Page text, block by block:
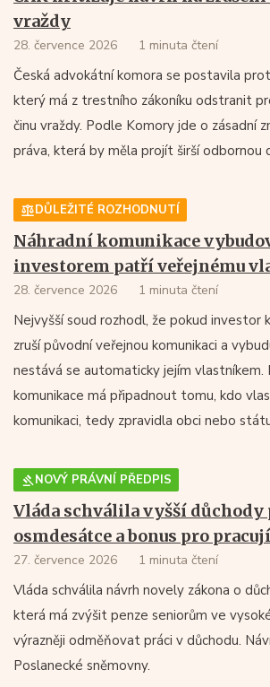
vraždy
28. července 2026 1 minuta čtení
Česká advokátní komora se postavila
který má z trestního zákoníku odstranit
činu vraždy. Podle Komory jde o zásadní
práva, která by měla projít širší odbornou
DŮLEŽITÉ ROZHODNUTÍ
Náhradní komunikace
investorem patří veřejnému
28. července 2026 1 minuta čtení
Nejvyšší soud rozhodl, že pokud investor
zruší původní veřejnou komunikaci a
nestává se automaticky jejím vlastníkem.
komunikace má připadnout tomu, kdo
komunikaci, tedy zpravidla obci nebo
NOVÝ PRÁVNÍ PŘEDPIS
Vláda schválila vyšší důchody
osmdesátce a bonus pro
27. července 2026 1 minuta čtení
Vláda schválila návrh novely zákona o
která má zvýšit penze seniorům ve
výrazněji odměňovat práci v důchodu.
Poslanecké sněmovny.